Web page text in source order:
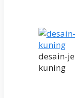
desain-
kuning